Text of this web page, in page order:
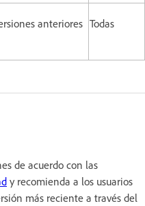
anteriores Todas
de acuerdo con las
y recomienda a los usuarios
más reciente a través del